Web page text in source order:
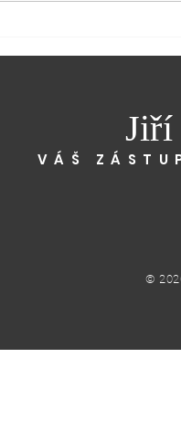
Jiří
VÁŠ
©